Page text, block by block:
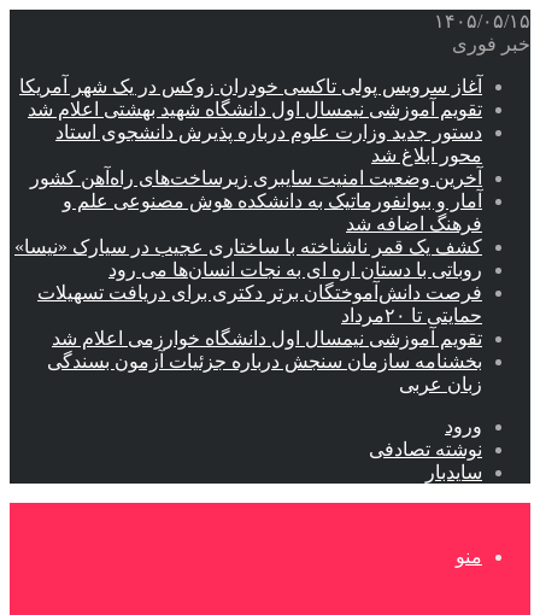
۱۴۰۵/۰۵/۱۵
خبر فوری
آغاز سرویس پولی تاکسی خودران زوکس در یک شهر آمریکا
تقویم آموزشی نیمسال اول دانشگاه شهید بهشتی اعلام شد
دستور جدید وزارت علوم درباره پذیرش دانشجوی استاد
محور ابلاغ شد
آخرین وضعیت امنیت سایبری زیرساخت‌های راه‌آهن کشور
آمار و بیوانفورماتیک به دانشکده هوش مصنوعی علم و
فرهنگ اضافه شد
کشف یک قمر ناشناخته با ساختاری عجیب در سیارک «نیسا»
روباتی با دستان اره ای به نجات انسان‌ها می رود
فرصت دانش‌آموختگان برتر دکتری‌ برای دریافت تسهیلات
حمایتی تا ۲۰مرداد
تقویم آموزشی نیمسال اول دانشگاه خوارزمی اعلام شد
بخشنامه سازمان سنجش درباره جزئیات آزمون بسندگی
زبان عربی
ورود
نوشته تصادفی
سایدبار
منو